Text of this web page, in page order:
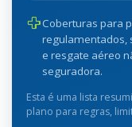
Coberturas para
regulamentados,
e resgate aéreo
seguradora.
Esta é uma lista
plano para regras,